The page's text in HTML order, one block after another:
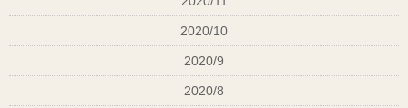
2020/10
2020/9
2020/8